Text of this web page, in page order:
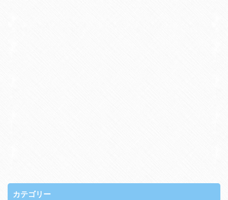
カテゴリー